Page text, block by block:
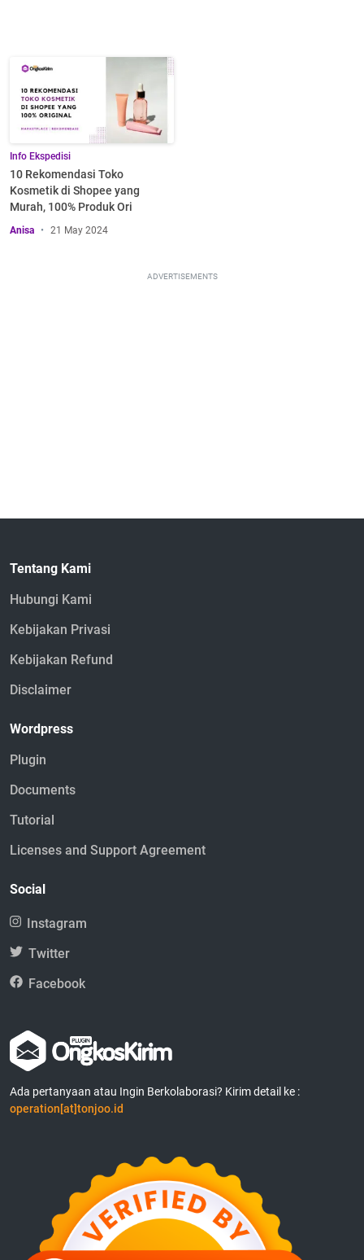
Info Ekspedisi
10 Rekomendasi Toko
Kosmetik di Shopee yang
Murah, 100% Produk Ori
Anisa 21 May 2024
ADVERTISEMENTS
Tentang Kami
Hubungi Kami
Kebijakan Privasi
Kebijakan Refund
Disclaimer
Wordpress
Plugin
Documents
Tutorial
Licenses and Support Agreement
Social
Instagram
Twitter
Facebook
Ada pertanyaan atau Ingin Berkolaborasi? Kirim detail ke :
operation[at]tonjoo.id